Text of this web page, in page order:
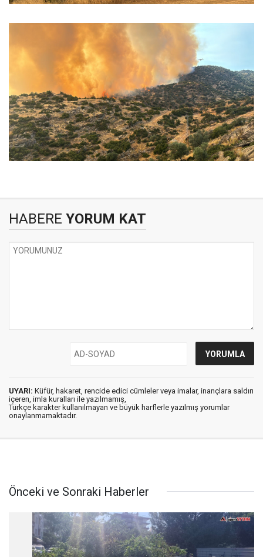
HABERE YORUM KAT
UYARI: Küfür, hakaret, rencide edici cümleler veya imalar, inançlara saldırı
içeren, imla kuralları ile yazılmamış,
Türkçe karakter kullanılmayan ve büyük harflerle yazılmış yorumlar
onaylanmamaktadır.
Önceki ve Sonraki Haberler